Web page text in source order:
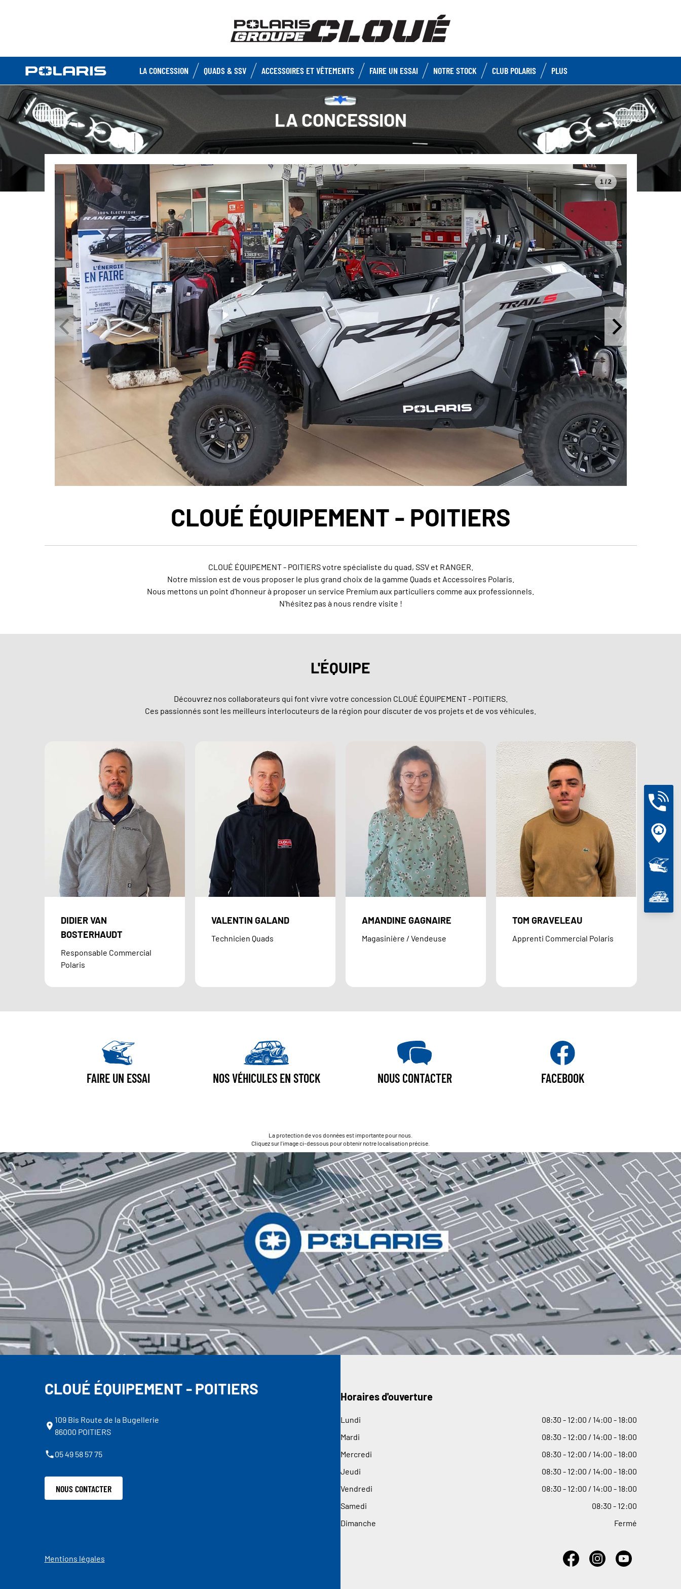
LA CONCESSION QUADS & SSV ACCESSOIRES ET VÊTEMENTS FAIRE UN ESSAI NOTRE STOCK CLUB POLARIS PLUS
LA CONCESSION
1 / 2
CLOUÉ ÉQUIPEMENT - POITIERS
CLOUÉ ÉQUIPEMENT - POITIERS votre spécialiste du quad, SSV et RANGER.
Notre mission est de vous proposer le plus grand choix de la gamme Quads et Accessoires Polaris.
Nous mettons un point d'honneur à proposer un service Premium aux particuliers comme aux professionnels.
N'hésitez pas à nous rendre visite !
L'ÉQUIPE
Découvrez nos collaborateurs qui font vivre votre concession CLOUÉ ÉQUIPEMENT - POITIERS.
Ces passionnés sont les meilleurs interlocuteurs de la région pour discuter de vos projets et de vos véhicules.
DIDIER VAN
BOSTERHAUDT
Responsable Commercial
Polaris
VALENTIN GALAND
Technicien Quads
AMANDINE GAGNAIRE
Magasinière / Vendeuse
TOM GRAVELEAU
Apprenti Commercial Polaris
FAIRE UN ESSAI NOS VÉHICULES EN STOCK NOUS CONTACTER FACEBOOK
La protection de vos données est importante pour nous.
Cliquez sur l'image ci-dessous pour obtenir notre localisation précise.
CLOUÉ ÉQUIPEMENT - POITIERS
109 Bis Route de la Bugellerie
86000 POITIERS
05 49 58 57 75
NOUS CONTACTER
Horaires d'ouverture
Lundi 08:30 - 12:00 / 14:00 - 18:00
Mardi
08:30 - 12:00 / 14:00 - 18:00
Mercredi
08:30 - 12:00 / 14:00 - 18:00
Jeudi
08:30 - 12:00 / 14:00 - 18:00
Vendredi
08:30 - 12:00 / 14:00 - 18:00
Samedi
08:30 - 12:00
Dimanche
Fermé
Mentions légales